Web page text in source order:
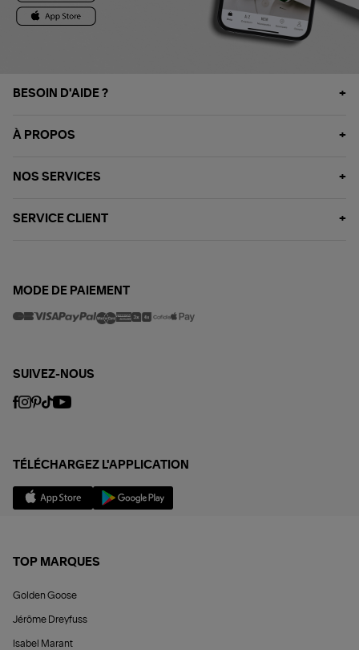
BESOIN D'AIDE ?
À PROPOS
NOS SERVICES
SERVICE CLIENT
MODE DE PAIEMENT
SUIVEZ-NOUS
TÉLÉCHARGEZ L'APPLICATION
TOP MARQUES
Golden Goose
Jérôme Dreyfuss
Isabel Marant